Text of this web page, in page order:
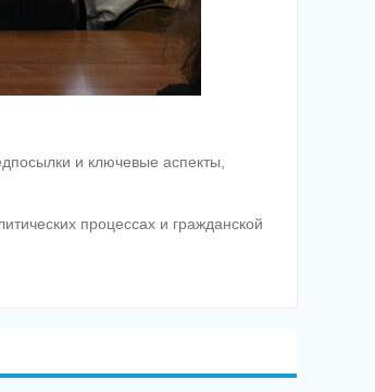
и ключевые аспекты,
процессах и гражданской